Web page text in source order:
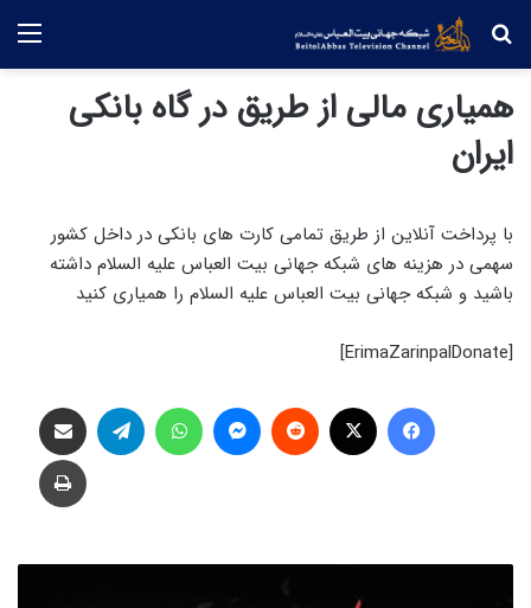
جستجو
همیاری مالی از طریق در گاه بانکی
ایران
با پرداخت آنلاین از طریق تمامی کارت های بانکی در داخل کشور
سهمی در هزینه های شبکه جهانی بیت العباس علیه السلام داشته
باشید و شبکه جهانی بیت العباس علیه السلام را همیاری کنید
[ErimaZarinpalDonate]
فیس بوک
‫رددیت پیام رسان واتس آپ تلگرام
حسین